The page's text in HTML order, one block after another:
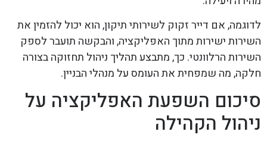
לדוגמה, אם דייר זקוק לשירותי תיקון, הוא יכול להזמין את
השירות ישירות מתוך האפליקציה, והבקשה תועבר לספק
השירות הרלוונטי. כך, מתבצע תהליך ניהול תחזוקה בצורה
חלקה, מה שמפחית את העומס על מנהלי הבניין.
סיכום השפעת האפליקציה על
ניהול הקהילה